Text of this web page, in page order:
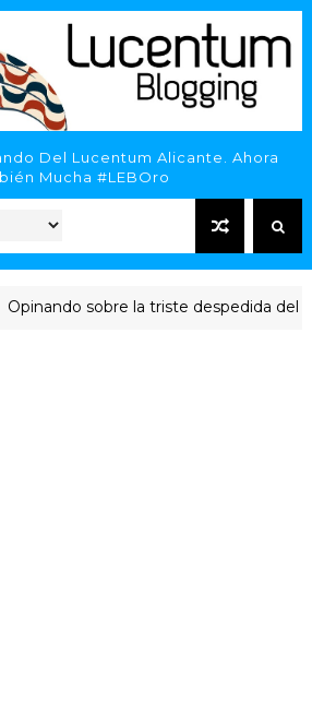
Del Lucentum Alicante. Ahora
Mucha #LEBOro
sobre la triste despedida del HLA